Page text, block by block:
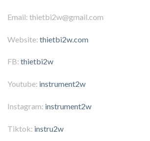
Email: thietbi2w@gmail.com
Website: thietbi2w.com
FB: thietbi2w
Youtube: instrument2w
Instagram: instrument2w
Tiktok: instru2w